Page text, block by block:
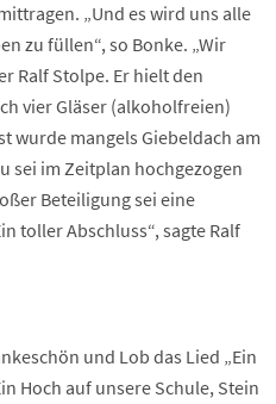
„Und es wird uns alle
zu füllen“, so Bonke. „Wir
Ralf Stolpe. Er hielt den
vier Gläser (alkoholfreien)
wurde mangels Giebeldach am
sei im Zeitplan hochgezogen
Beteiligung sei eine
toller Abschluss“, sagte Ralf
und Lob das Lied „Ein
Hoch auf unsere Schule, Stein